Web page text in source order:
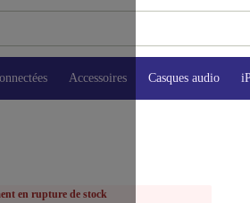
Accessoires Casques audio
en rupture de stock